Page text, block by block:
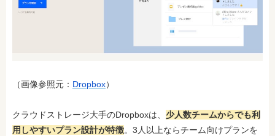
（画像参照元： Dropbox）
クラウドストレージ大手のDropboxは、 少人数チームからでも利
用しやすいプラン設計が特徴。3人以上ならチーム向けプランを